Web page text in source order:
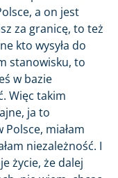
a on jest
za granicę, to też
kto wysyła do
stanowisku, to
w bazie
Więc takim
ja to
Polsce, miałam
niezależność. I
życie, że dalej